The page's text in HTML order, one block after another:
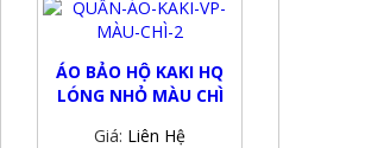
ÁO BẢO HỘ KAKI HQ
LÓNG NHỎ MÀU CHÌ
Giá: Liên Hệ